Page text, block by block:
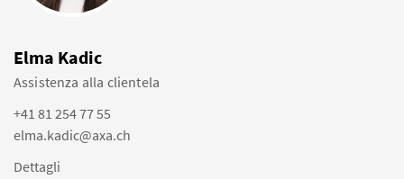
Elma Kadic
Assistenza alla clientela
+41 81 254 77 55
elma.kadic@axa.ch
Dettagli